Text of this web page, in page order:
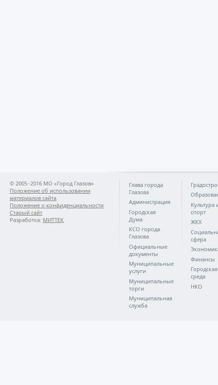
© 2005−2016 МО «Город Глазов»
Положение об использовании
материалов сайта
Положение о конфиденциальности
Старый сайт
Разработка: МИТТЕК
Глава города
Глазова
Администрация
Городская
Дума
КСО города
Глазова
Официальные
документы
Муниципальные
услуги
Муниципальные
торги
Муниципальная
служба
Культура
спорт
ЖКХ
сфера
Финансы
Городская
среда
НКО